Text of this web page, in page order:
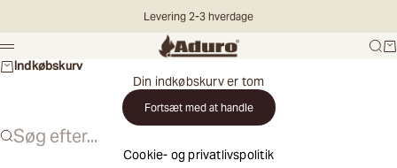
Levering 2-3 hverdage
Aduro DK
Menu Søg
Indkøbskurv
Din indkøbskurv er tom
Fortsæt med at handle
Søg efter...
Cookie- og privatlivspolitik